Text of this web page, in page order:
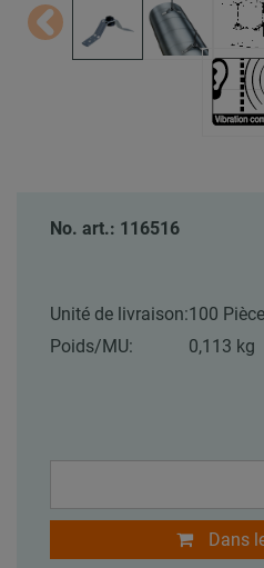
No. art.: 116516
Unité de livraison:100 Pièce
Poids/MU:
0,113 kg
Dans